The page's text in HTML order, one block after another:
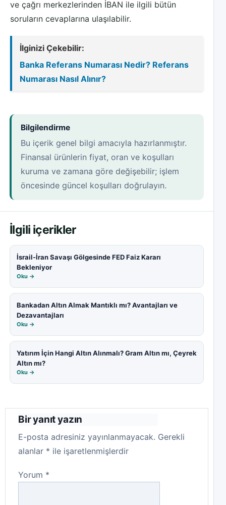
ve çağrı merkezlerinden İBAN ile ilgili bütün
soruların cevaplarına ulaşılabilir.
İlginizi Çekebilir:
Banka Referans Numarası Nedir? Referans
Numarası Nasıl Alınır?
Bilgilendirme
Bu içerik genel bilgi amacıyla hazırlanmıştır.
Finansal ürünlerin fiyat, oran ve koşulları
kuruma ve zamana göre değişebilir; işlem
öncesinde güncel koşulları doğrulayın.
İlgili içerikler
İsrail-İran Savaşı Gölgesinde FED Faiz Kararı
Bekleniyor
Oku →
Bankadan Altın Almak Mantıklı mı? Avantajları ve
Dezavantajları
Oku →
Yatırım İçin Hangi Altın Alınmalı? Gram Altın mı, Çeyrek
Altın mı?
Oku →
Bir yanıt yazın
E-posta adresiniz yayınlanmayacak. Gerekli
alanlar * ile işaretlenmişlerdir
Yorum *